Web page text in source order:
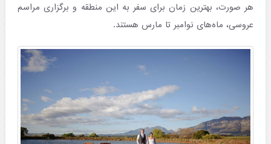
هر صورت، بهترین زمان برای سفر به این منطقه و برگزاری مراسم
عروسی، ماه‌های نوامبر تا مارس هستند.